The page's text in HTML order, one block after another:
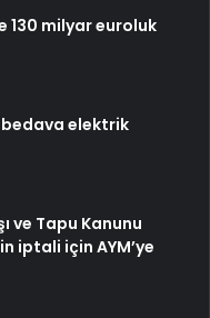
130 milyar euroluk
bedava elektrik
ve Tapu Kanunu
iptali için AYM’ye